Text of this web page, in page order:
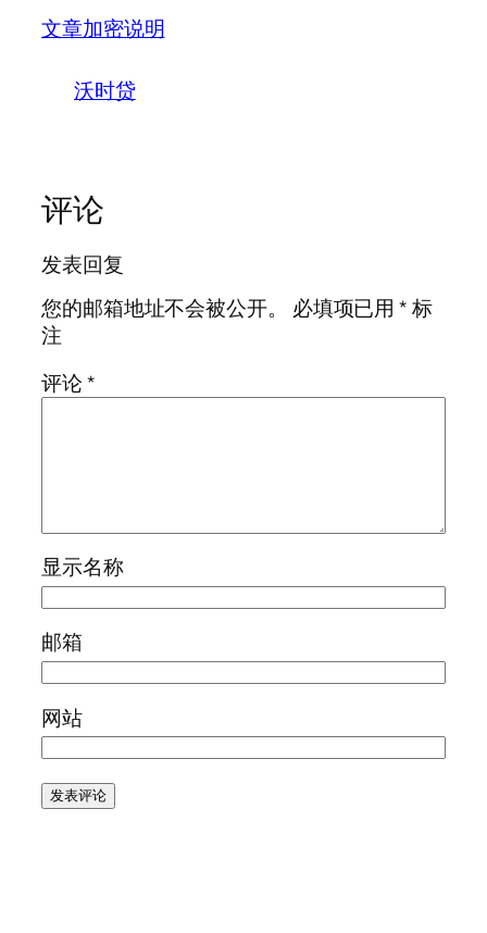
文章加密说明
沃时贷
评论
发表回复
您的邮箱地址不会被公开。
必填项已用*标
注
评论*
显示名称
邮箱
网站